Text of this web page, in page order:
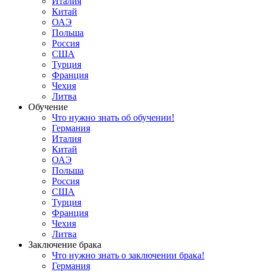
Китай
ОАЭ
Польша
Россия
США
Турция
Франция
Чехия
Литва
Обучение
Что нужно знать об обучении!
Германия
Италия
Китай
ОАЭ
Польша
Россия
США
Турция
Франция
Чехия
Литва
Заключение брака
Что нужно знать о заключении брака!
Германия